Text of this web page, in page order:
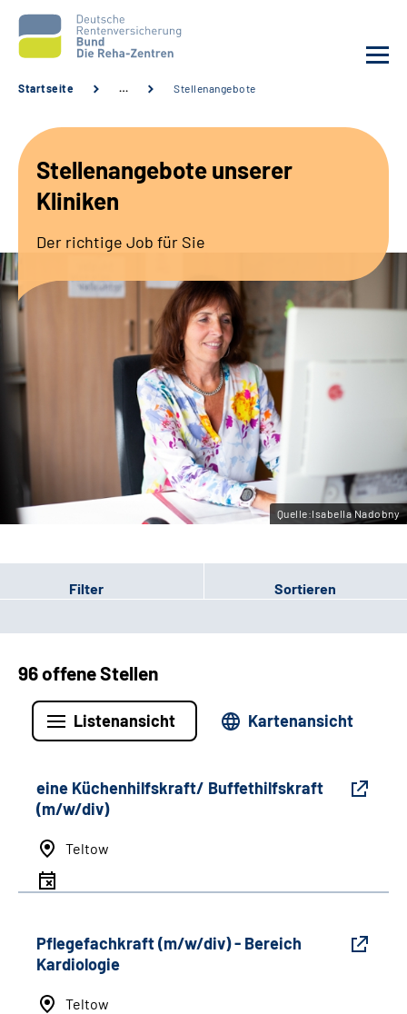
Unsere Kliniken
Sozialdienste & Zuweisende
Erweiterte Suche
Gebärdensprache
Leichte Sprache
Startseite … Stellenangebote
Stellenangebote unserer
Kliniken
Der richtige Job für Sie
Quelle:Isabella Nadobny
Filter Sortieren
96 offene Stellen
Listenansicht Kartenansicht
eine Küchenhilfskraft/ Buffethilfskraft
(m/w/div)
Teltow
Pflegefachkraft (m/w/div) - Bereich
Kardiologie
Teltow